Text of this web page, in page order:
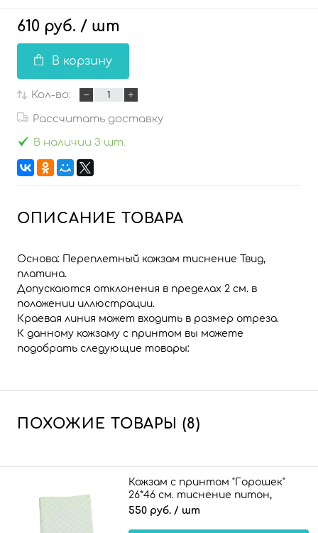
610 руб. / шт
В корзину
Кол-во:
Рассчитать доставку
В наличии 3 шт.
ОПИСАНИЕ ТОВАРА
Основа: Переплетный кожзам тиснение Твид,
платина.
Допускаются отклонения в пределах 2 см. в
положении иллюстрации.
Краевая линия может входить в размер отреза.
К данному кожзаму с принтом вы можете
подобрать следующие товары:
ПОХОЖИЕ ТОВАРЫ (8)
Кожзам с принтом "Горошек"
26*46 см. тиснение питон,
пустынный шалфей
550 руб. / шт